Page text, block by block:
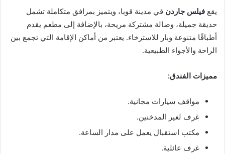
يقع فيلس جاردن في مدينة قوبا، ويتميز بمرافق متكاملة تشمل
حديقة جميلة، وصالة مشتركة مريحة، بالإضافة إلى مطعم يقدم
أطباقًا متنوعة وبار للاسترخاء. يعتبر من أماكن الإقامة التي تجمع بين
الراحة والأجواء الطبيعية.
مميزات الفندق:
مواقف سيارات مجانية.
غرف لغير المدخنين.
مكتب استقبال يعمل على مدار الساعة.
غرف عائلية.